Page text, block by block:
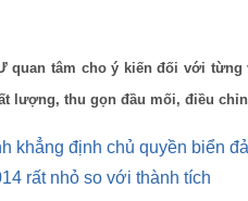
quan tâm cho ý kiến đối với
lượng, thu gọn đầu mối, điều
khẳng định chủ quyền biển
rất nhỏ so với thành tích